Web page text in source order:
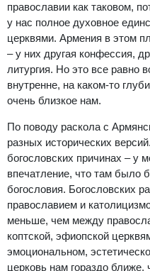
православии как таковом,
у нас полное духовное
церквями. Армения в этом
– у них другая конфессия,
литургия. Но это все равно
внутренне, на каком-то
очень близкое нам.
По поводу раскола с
разных исторических
богословских причинах – у
впечатление, что там было
богословия. Богословских
православием и
меньше, чем между
коптской, эфиопской
эмоциональном,
церковь нам гораздо ближе,